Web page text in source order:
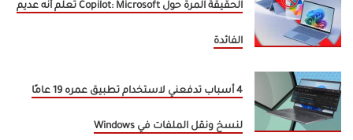
الحقيقة المرة حول Copilot: Microsoft تعلم أنه عديم
الفائدة
4 أسباب تدفعني لاستخدام تطبيق عمره 19 عامًا
لنسخ ونقل الملفات في Windows